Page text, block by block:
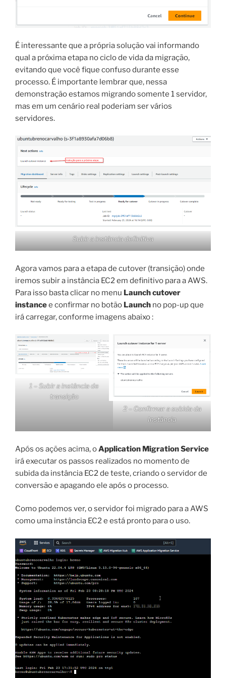
É interessante que a própria solução vai informando
qual a próxima etapa no ciclo de vida da migração,
evitando que você fique confuso durante esse
processo. É importante lembrar que, nessa
demonstração estamos migrando somente 1 servidor,
mas em um cenário real poderiam ser vários
servidores.
Subir a instância definitiva
Agora vamos para a etapa de cutover (transição) onde
iremos subir a instância EC2 em definitivo para a AWS.
Para isso basta clicar no menu Launch cutover
instancee confirmar no botão Launch no pop-up que
irá carregar, conforme imagens abaixo :
1 – Subir a instância de
transição
2 – Confirmar a subida da
Instância
Após os ações acima, oApplication Migration Service
irá executar os passos realizados no momento de
subida da instância EC2 de teste, criando o servidor de
conversão e apagando ele após o processo.
Como podemos ver, o servidor foi migrado para a AWS
como uma instância EC2 e está pronto para o uso.